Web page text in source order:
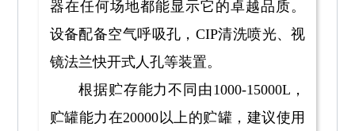
器在任何场地都能显示它的卓越品质。
设备配备空气呼吸孔，CIP清洗喷光、视
镜法兰快开式人孔等装置。
根据贮存能力不同由1000-15000L，
贮罐能力在20000以上的贮罐，建议使用